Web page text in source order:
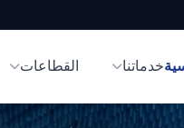
خدماتنا القطاعات